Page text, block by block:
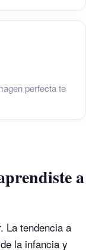
perfecta te
a
La tendencia a
la infancia y